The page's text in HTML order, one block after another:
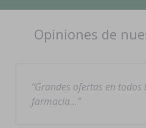
Opiniones de
Grandes ofertas en todos
farmacia…